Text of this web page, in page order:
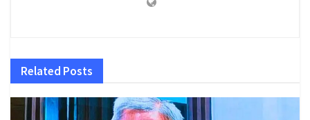
Related Posts